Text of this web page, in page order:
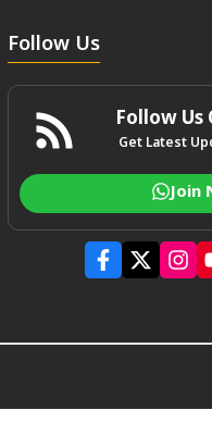
Follow Us
Follow Us
Get Latest
Join